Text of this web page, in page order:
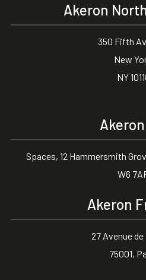
Akeron
350 Fifth
New
NY
Spaces, 12 Hammersmith
W6
Akeron
27 Avenue de
75001,